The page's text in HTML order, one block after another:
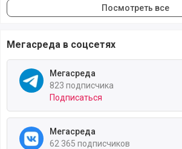
Посмотреть все
Мегасреда в соцсетях
Мегасреда
823 подписчика
Подписаться
Мегасреда
62 365 подписчиков